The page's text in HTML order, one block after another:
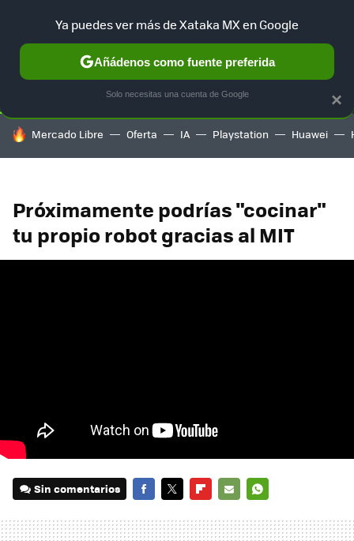
SELECCIÓN GAMING HOME AUTO TERRITORIO
HOY SE HABLA DE
Mercado Libre Oferta IA Playstation Huawei
Próximamente podrías "cocinar"
tu propio robot gracias al MIT
Sin comentarios
MAIL
×
Ya puedes ver más de Xataka MX en Google
Añádenos como fuente preferida
Solo necesitas una cuenta de Google